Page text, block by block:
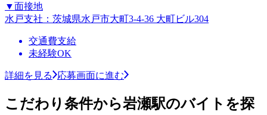
▼面接地
水戸支社：茨城県水戸市大町3-4-36 大町ビル304
交通費支給
未経験OK
詳細を見る 応募画面に進む
こだわり条件から岩瀬駅のバイトを探